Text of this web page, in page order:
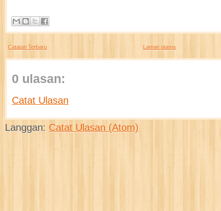
Catatan Terbaru Laman utama
0 ulasan:
Catat Ulasan
Langgan: Catat Ulasan (Atom)